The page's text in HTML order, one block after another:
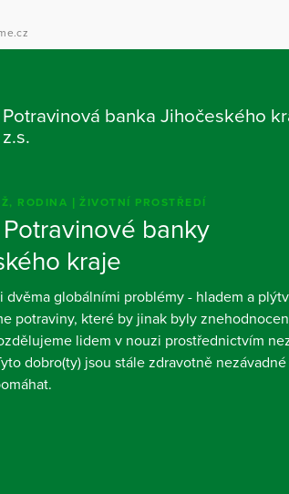
Potravinová banka Jihočeského
z.s.
RODINA ŽIVOTNÍ PROSTŘEDÍ
banky
kraje
dvěma globálními problémy - hladem a
potraviny, které by jinak byly
lidem v nouzi prostřednictvím
dobro(ty) jsou stále zdravotně nezávadné